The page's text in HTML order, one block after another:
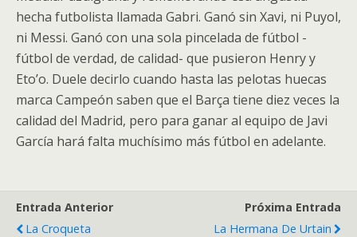
hecha futbolista llamada Gabri. Ganó sin Xavi, ni Puyol,
ni Messi. Ganó con una sola pincelada de fútbol -
fútbol de verdad, de calidad- que pusieron Henry y
Eto’o. Duele decirlo cuando hasta las pelotas huecas
marca Campeón saben que el Barça tiene diez veces la
calidad del Madrid, pero para ganar al equipo de Javi
García hará falta muchísimo más fútbol en adelante.
Entrada Anterior
La Croqueta
Próxima Entrada
La Hermana De Urtain